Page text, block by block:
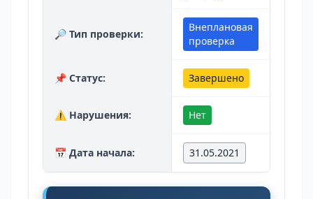
🔎 Тип проверки:
Внеплановая
проверка
📌 Статус: Завершено
⚠️ Нарушения: Нет
📅 Дата начала: 31.05.2021